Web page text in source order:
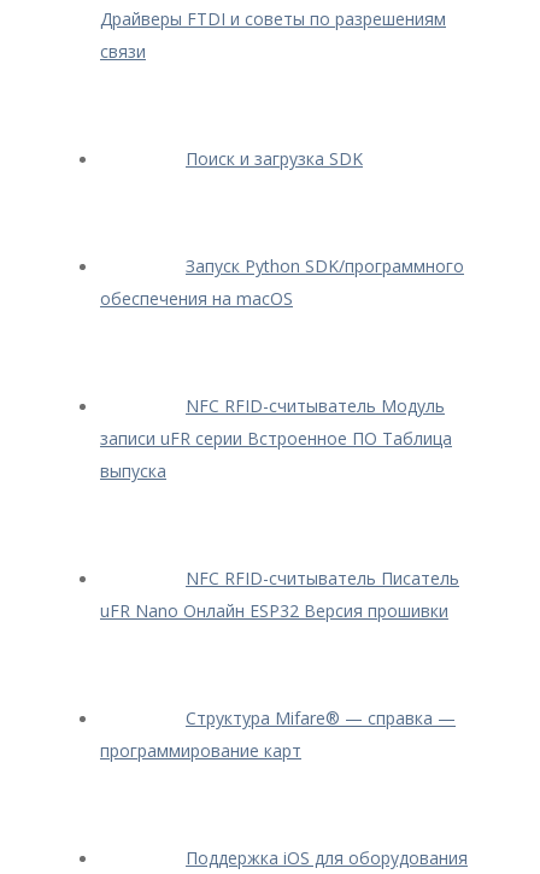
Драйверы FTDI и советы по разрешениям
связи
Поиск и загрузка SDK
Запуск Python SDK/программного
обеспечения на macOS
NFC RFID-считыватель Модуль
записи uFR серии Встроенное ПО Таблица
выпуска
NFC RFID-считыватель Писатель
uFR Nano Онлайн ESP32 Версия прошивки
Структура Mifare® — cправка —
программирование карт
Поддержка iOS для оборудования